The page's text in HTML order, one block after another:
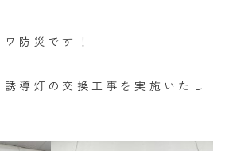
防災です！
導灯の交換工事を実施いたし